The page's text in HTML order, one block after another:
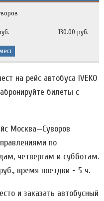
130.00 руб.
на рейс автобуса IVEKO
билеты с
Москва—Суворов
по
четвергам и субботам.
время поездки - 5 ч.
и заказать автобусный